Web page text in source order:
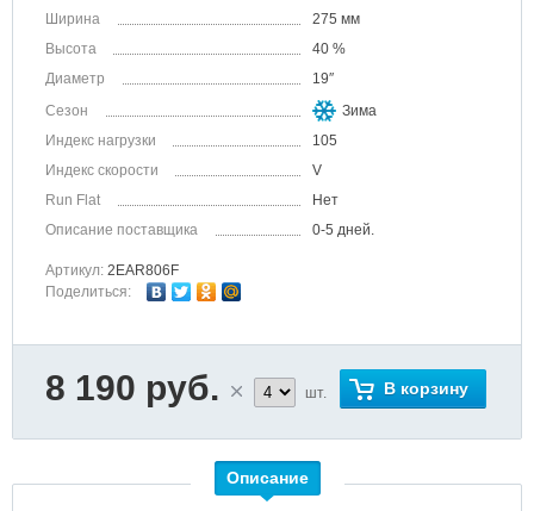
Ширина
275 мм
Высота
40 %
Диаметр
19″
Сезон
Зима
Индекс нагрузки
105
Индекс скорости
V
Run Flat
Нет
Описание поставщика
0-5 дней.
Артикул: 2EAR806F
Поделиться:
8 190 руб. шт. В корзину
Описание